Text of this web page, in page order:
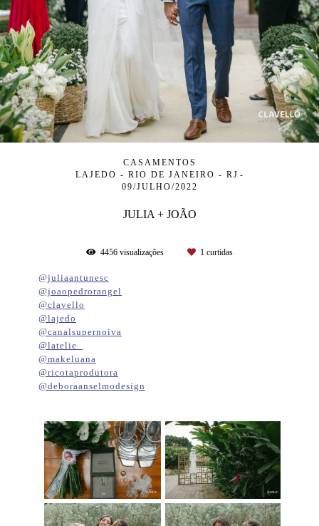
CASAMENTOS
LAJEDO - RIO DE JANEIRO - RJ
09/JULHO/2022
JULIA + JOÃO
4456 visualizações 1 curtidas
@juliaantunesc
@joaopedrorangel
@clavello
@lajedo
@canalsupernoiva
@latelie_
@makeluana
@ricotaprodutora
@deboraanselmodesign